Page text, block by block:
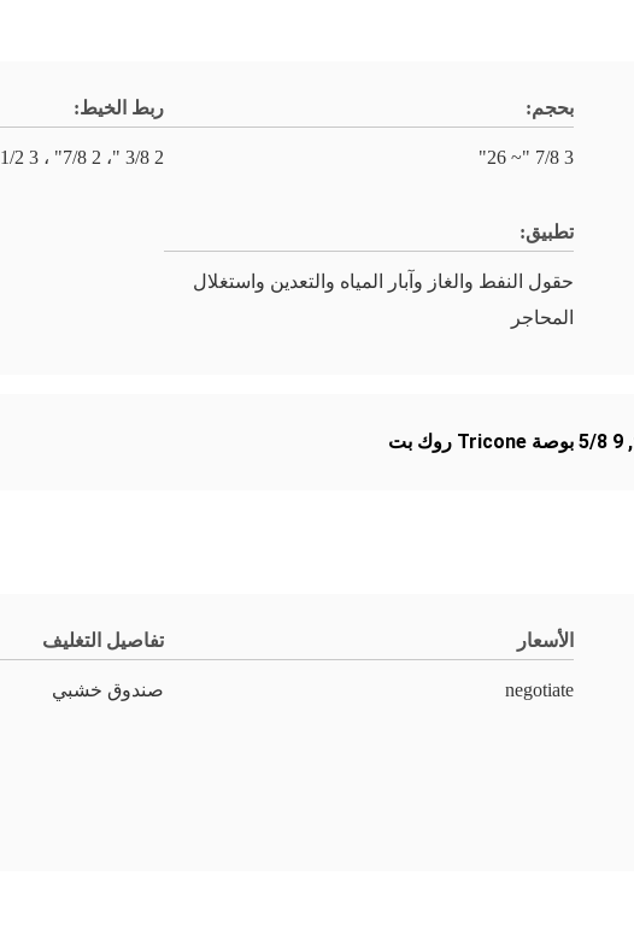
بحجم:
3 7/8 "~ 26"
ربط الخيط:
2 3/8 "، 2 7/8" ، 3 1/2 "، 4 1/2" ، 6 5/8 "
تطبيق:
حقول النفط والغاز وآبار المياه والتعدين واستغلال
المحاجر
, 9 5/8 بوصة Tricone روك بت
الأسعار
negotiate
تفاصيل التغليف
صندوق خشبي